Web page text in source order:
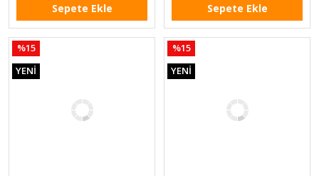
Sepete Ekle Sepete Ekle
%15
YENİ
%15
YENİ